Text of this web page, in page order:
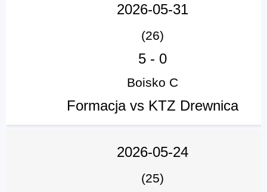
2026-05-31
(26)
5- 0
Boisko C
Formacja vs KTZ Drewnica
2026-05-24
(25)